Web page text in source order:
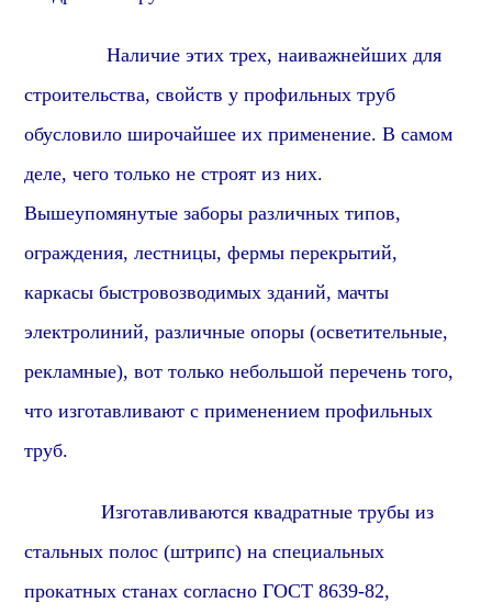
Наличие этих трех, наиважнейших для
строительства, свойств у профильных труб
обусловило широчайшее их применение.В самом
деле, чего только не строят из них.
Вышеупомянутые заборы различных типов,
ограждения, лестницы, фермы перекрытий,
каркасы быстровозводимых зданий, мачты
электролиний, различные опоры (осветительные,
рекламные), вот только небольшой перечень того,
что изготавливают с применением профильных
труб.
Изготавливаются квадратные трубы из
стальных полос (штрипс) на специальных
прокатных станах согласно ГОСТ 8639-82,